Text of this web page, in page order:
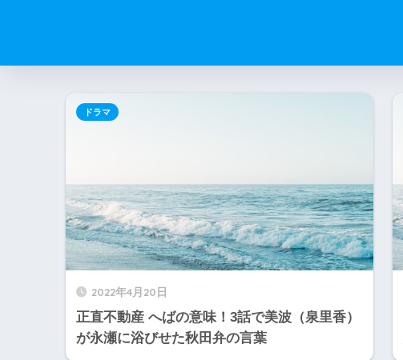
2022年4月20日
正直不動産 へばの意味！3話で美波（泉里香）
が永瀬に浴びせた秋田弁の言葉
ドラマ